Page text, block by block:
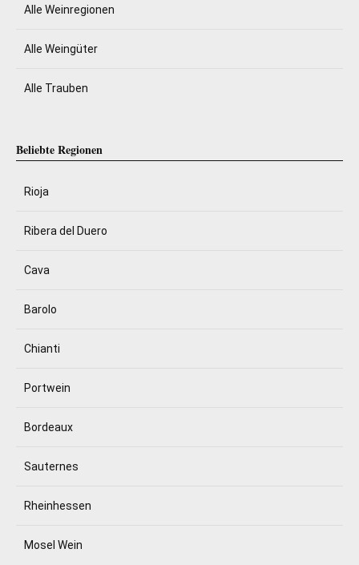
Alle Weinregionen
Alle Weingüter
Alle Trauben
Beliebte Regionen
Rioja
Ribera del Duero
Cava
Barolo
Chianti
Portwein
Bordeaux
Sauternes
Rheinhessen
Mosel Wein